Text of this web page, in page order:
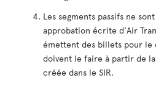
Les segments passifs ne
approbation écrite d'Air
émettent des billets pour le
doivent le faire à partir de
créée dans le SIR.